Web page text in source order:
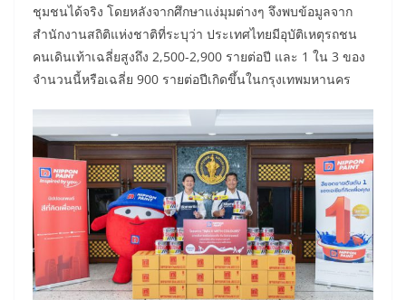
ชุมชนได้จริง โดยหลังจากศึกษาแง่มุมต่างๆ จึงพบข้อมูลจาก
สำนักงานสถิติแห่งชาติที่ระบุว่า ประเทศไทยมีอุบัติเหตุรถชน
คนเดินเท้าเฉลี่ยสูงถึง 2,500-2,900 รายต่อปี และ 1 ใน 3 ของ
จำนวนนี้หรือเฉลี่ย 900 รายต่อปีเกิดขึ้นในกรุงเทพมหานคร